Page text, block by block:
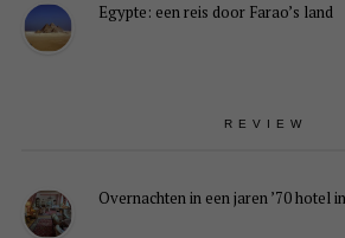
Egypte: een reis door Farao’s land
REVIEW
Overnachten in een jaren ’70 hotel